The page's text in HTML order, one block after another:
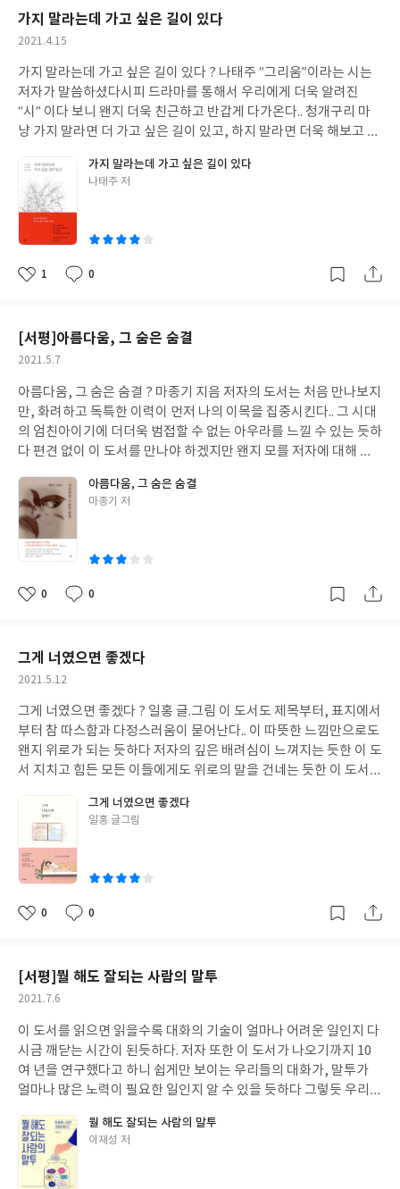
금 생각하게 하는 대목이 아닐까 싶다 이렇듯 이 도서를 읽다 보면
많은 생각을 하게 하므로, 동떨어진 옛날이야기가 아님을 충분히 알
수 있다 하나하나 삶의 지혜도 얻을 수 있다 좀 더 나아가 어렵게만
느껴지던 장자의 사상에 거부감이 덜해지는 느낌이다 좀 더 적극적
으로 다가가도 되지 않을까 하는 생각도 해본다. 이 도서는 저자 생
각의 색깔이 너무 강한 부분도 있다. 하지만 독자들에게 그 마음을
강요하지 않는다 마지막 페이지 글귀처럼 마음이 가는 데로 장자의
말을 음미해 보는 것도 좋을 듯하다 아마도 또 따른 재미를 발견하지
않을까 싶다.
조금만 생각의 방향을 달리하면 마음이 이렇게나 편안해짐을........
다시 한 번 느끼는 좋은 시간이 된듯합니다 우리는 가끔은 베스트셀
러에 유명작가의 작품에 열광하는 경향이 있습니다! 신인작가이거
나, 인지도 없는 작가의 작품은 일부러 거부하는 몸짓을 보이기도
합니다! 참 부끄러운 행동임을 다시 한 번 깨닫는 순간입니다 다시
금, 모든 도서에 편견 없이 다가가는 시각을 길러야겠습니다! 누구
나가 같은 도서에서 같은 위로를 받고, 같은 감동을 받는 것은 아니
렇듯 처음 페이지를 넘길 때의 그 어색함을 지웠습니다! 왠지 모를
민망함을 버렸습니다! 누구나가 이 도서를 통하여 따뜻한 위로를 받
을 수 있지 않을까 하는 생각을 해봅니다! 더불어, 저자의 따뜻한 손
길을 느껴보시길 희망해봅니다
가지 말라는데 가고 싶은 길이 있다
작
일
2021.4.15
가지 말라는데 가고 싶은 길이 있다 ? 나태주 “그리움”이라는 시는
저자가 말씀하셨다시피 드라마를 통해서 우리에게 더욱 알려진
“시” 이다 보니 왠지 더욱 친근하고 반갑게 다가온다.. 청개구리 마
냥 가지 말라면 더 가고 싶은 길이 있고, 하지 말라면 더욱 해보고 싶
들어온다.. 그렇듯 이 도서에서도 저자의 인생을 엿볼 수 있다 50여
년간 끊임없는 창작활동으로 수천 편이 넘는 시를, 5천 페이지가 넘
는 시를, 400여 페이지만 추려낸 시집이라 하지만 그렇게 요약하였
음에도 불구하고, 장편소설에 버금갈 만큼 방대하다 표지 또한 너무
나 예쁘다 소장하고 있는 것만으로도 뿌듯함을 느낄 수 있다 500페
이지 가까운 두께 감으로 왠지 지루하다고 느낄 수 있으나, 전혀 그
생각한다.…. 또한, 인생이란 무엇인지 다시금 생각해보는 시간을 가
져볼 수 있는 좋은 기회가 되지 않을까 싶다 그렇듯 “시”에는 표현하
기 힘든 묘한 매력이 있다. 오늘도 그 매력에, 잠시마다 빠져본다.. 나
태주 스페셜 에디션 ? 가지 말라는데 가고 싶은 길이 있다. 이 도서
또한 정독하지 않아도, 속독하지 않아도, 통독하지 않아도 언제 어
디서나, 어느 페이지를 넘기던 그날그날 느끼는 감동이 다를 것이라
본다.. 이 또한 “시”가 가진 매력 중 하나가 아닐는지……. 그래서 오
안해진다…..... 저자의 시에는 “너” 라는 단어가 참 많이 등장한단다
아마도 상대방에 관한 관심과 배려에서 오롯이, 그런 저자의 모든
마음을, 진심을 표현하고자 함이 아니었을까 싶다 독자들에게도 그
마음이 잘 전달되는 듯하다 그렇듯 나태주 님의 시에서는 따뜻함을
가지 말라는데 가고 싶은 길이 있다
글
나태주 저
좋
1
댓
0
작
[서평]아름다움, 그 숨은 숨결
작
일
2021.5.7
아름다움, 그 숨은 숨결 ? 마종기 지음 저자의 도서는 처음 만나보지
만, 화려하고 독특한 이력이 먼저 나의 이목을 집중시킨다.. 그 시대
의 엄친아이기에 더더욱 범접할 수 없는 아우라를 느낄 수 있는 듯하
다 편견 없이 이 도서를 만나야 하겠지만 왠지 모를 저자에 대해 끌
도시에서의 삶을 시작으로 예술과 문학, 여행 등등 친구에게 이야기
하듯 구구절절 모여앉아 수다 떨 듯이 지나온 삶을 이 도서에 모든
걸 풀어내고 있다 경험해보진 못했지만 고국에 대한 그리움과 낯선
나라에서의 진한 외로움은 왠지 조금은 알 수 있을 듯하다 그렇기에
저자는 더더욱 미술에, 문학에, 예술에 집중하지 않았나 싶다 머나
먼 타국에서 얼마나 이야기하고 싶은 상대가 필요했을지……. 이 도
서는 저자가 나의 귓가에 속삭여주는 듯한 착각이 들 만큼 내용이 아
주 잔잔하다. 구구절절 많은 내용을 담고 있지만 방방 뜨지 않고 편
안하다고 해야 할까……. 가끔은 꾸벅꾸벅 졸고 있는 나 자신을 발견
하기도 하지만 이 도서는 여전히 내 옆에 있다. 아마도 그 잔잔함과
편안함 속에서 우리가 위로를 받게 되는 것은 아닐까 하는 생각을 해
본다.. 뉴스에서 들려오는 사건 사고들이 많은 요즈음 모두가 지치고
힘든 요즈음 이 도서를 통하여 조금은 편안함을 느꼈으면 한다.. 조
한다.
아름다움, 그 숨은 숨결
글
마종기 저
좋
0
댓
0
작
그게 너였으면 좋겠다
작
일
2021.5.12
그게 너였으면 좋겠다 ? 일홍 글.그림 이 도서도 제목부터, 표지에서
부터 참 따스함과 다정스러움이 묻어난다.. 이 따뜻한 느낌만으로도
왠지 위로가 되는 듯하다 저자의 깊은 배려심이 느껴지는 듯한 이 도
서 지치고 힘든 모든 이들에게도 위로의 말을 건네는 듯한 이 도서
어야 할 때 열심히 살아왔고, 또 열심히 살아갈 당신에게 이 순간은
미래의 내가 그리워할 바로 그 순간이 될 테니 네가 없었다면 꽃이
져도 남는 것” 이 소제목의 글귀만으로도 무언가가 느껴진다.. 이 글
귀만으로도 누군가에게는 작은 위로가 되어주지 않을까 싶다 누군
가에게 건네는 어설픈 위로 몇 마디보다는 이 도서를 선물하고 싶다
는 생각을 문득 해본다.. 나이와 상관없이, 슬픔과 우울의 깊이에 상
넘어진 것도 아닌데……. 요즈음 힘든 일이 있는 것도 아닌데……. 요
즈음 많이 행복한듯한데……. 왜 난 이 글귀에서 자꾸 눈물이 나는 걸
까요……. 이렇듯 다른 이들에게도 이 도서는 어느 순간 조용하게 등
을 토닥토닥 쓰다듬어 주고 있지 않을까 싶다 얼마 전 방송에서 청년
고독사 보고서를 본 적 있다 점점 증가하는 1인 가구와 취업난…….
복합적으로 어려운 현재 상황 속에서 청년들의 고독사도 더 이상 특
별한 죽음이 아니라 한다.. 그만큼 우리 곁에서 빈번하게 발생하고
해진다.. 너무 거창하게 들릴지는 모르나, 그들에게도 이 도서를 읽
는 시간이 조금이라도 주어졌더라면……. 아마도 조금은 다른 선택
을 하지 않았을까……. 같은 경험이 있는 저자의 위로를 더욱 절실하
게 받아들이지 않았을까 하는 생각을 해본다.. 더 나아가 이 도서는
그게 너였으면 좋겠다
글
일홍 글그림
좋
0
댓
0
작
[서평]뭘 해도 잘되는 사람의 말투
작
일
2021.7.6
이 도서를 읽으면 읽을수록 대화의 기술이 얼마나 어려운 일인지 다
시금 깨닫는 시간이 된듯하다. 저자 또한 이 도서가 나오기까지 10
여 년을 연구했다고 하니 쉽게만 보이는 우리들의 대화가, 말투가
얼마나 많은 노력이 필요한 일인지 알 수 있을 듯하다 그렇듯 우리가
수 있다는 것을 이번 기회를 통해 다시금 마음속 깊이 새겨야 할 듯
하다 저자는 그렇게 누구나가 제목처럼 뭘 해도 잘되는 사람이 될 수
있도록 우리들에게 대화의 마법을 하나하나 아낌없이 알려주려 한
뭘 해도 잘되는 사람의 말투
글
이재성 저